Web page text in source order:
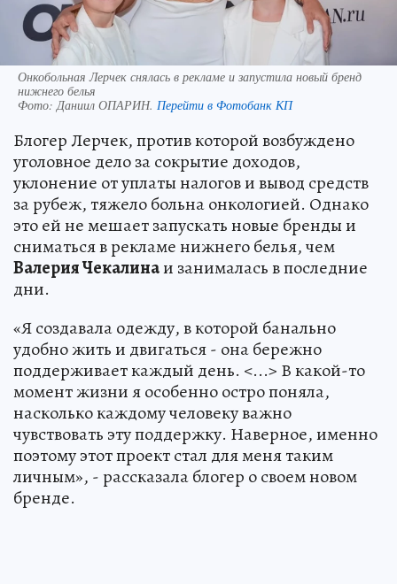
Онкобольная Лерчек снялась в рекламе и запустила новый бренд
нижнего белья
Фото:Даниил ОПАРИН. Перейти в Фотобанк КП
Блогер Лерчек, против которой возбуждено
уголовное дело за сокрытие доходов,
уклонение от уплаты налогов и вывод средств
за рубеж, тяжело больна онкологией. Однако
это ей не мешает запускать новые бренды и
сниматься в рекламе нижнего белья, чем
Валерия Чекалинаи занималась в последние
дни.
«Я создавала одежду, в которой банально
удобно жить и двигаться - она бережно
поддерживает каждый день. <...> В какой-то
момент жизни я особенно остро поняла,
насколько каждому человеку важно
чувствовать эту поддержку. Наверное, именно
поэтому этот проект стал для меня таким
личным», - рассказала блогер о своем новом
бренде.